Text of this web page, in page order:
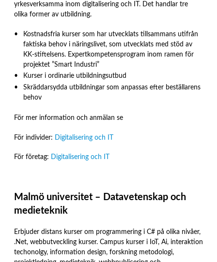
yrkesverksamma inom digitalisering och IT. Det handlar tre
olika former av utbildning.
Kostnadsfria kurser som har utvecklats tillsammans utifrån
faktiska behov i näringslivet, som utvecklats med stöd av
KK-stiftelsens. Expertkompetensprogram inom ramen för
projektet ”Smart Industri”
Kurser i ordinarie utbildningsutbud
Skräddarsydda utbildningar som anpassas efter beställarens
behov
För mer information och anmälan se
För individer: Digitalisering och IT
För företag: Digitalisering och IT
Malmö universitet – Datavetenskap och
medieteknik
Erbjuder distans kurser om programmering i C# på olika nivåer,
.Net, webbutveckling kurser. Campus kurser i IoT, Ai, interaktion
techonolgy, information design, forskning metodologi,